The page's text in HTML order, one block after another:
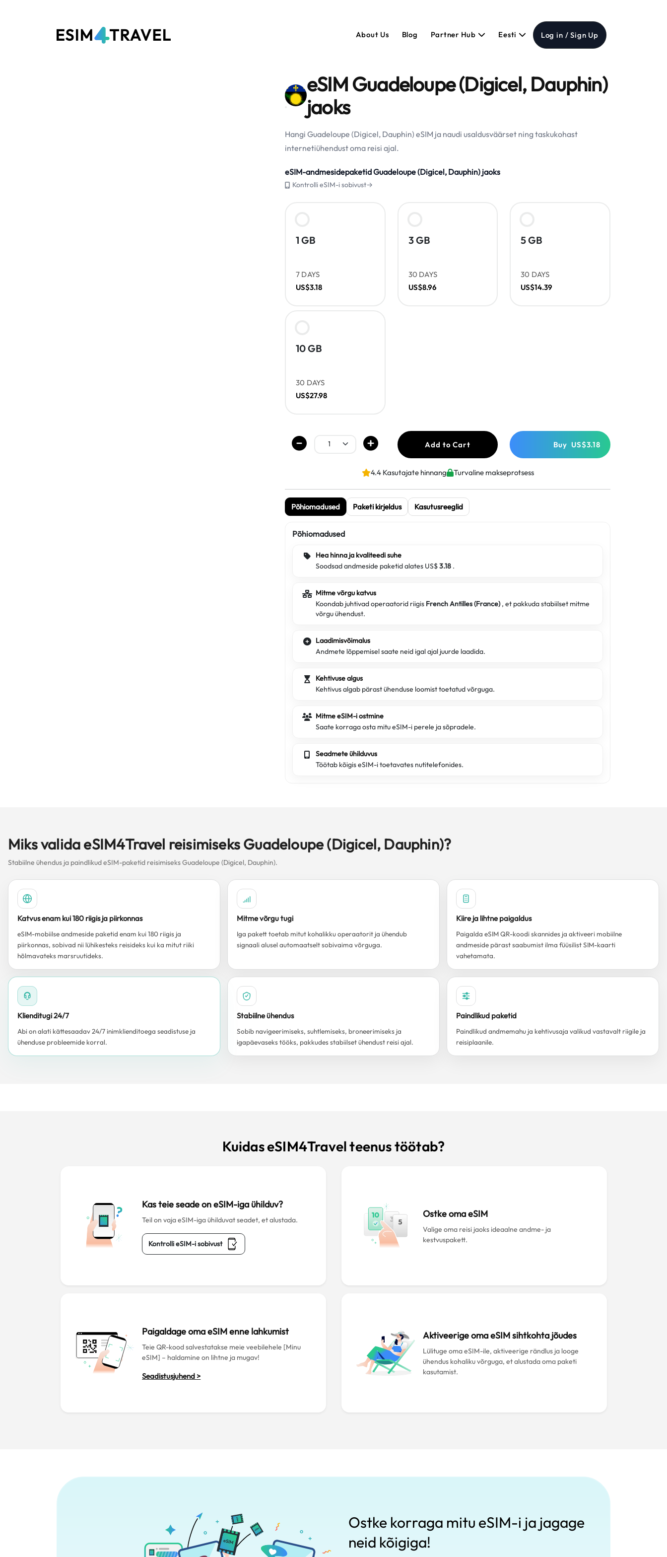
About Us Blog Partner Hub Eesti Log in / Sign Up
eSIM Guadeloupe (Digicel, Dauphin)
jaoks
Hangi Guadeloupe (Digicel, Dauphin) eSIM ja naudi usaldusväärset ning taskukohast
internetiühendust oma reisi ajal.
eSIM-andmesidepaketid Guadeloupe (Digicel, Dauphin) jaoks
Kontrolli eSIM-i sobivust→
1 GB
7 DAYS
US$3.18
3 GB
30 DAYS
US$8.96
5 GB
30 DAYS
US$14.39
10 GB
30 DAYS
US$27.98
Add to Cart Buy US$3.18
4.4 Kasutajate hinnang Turvaline makseprotsess
Põhiomadused Paketi kirjeldus Kasutusreeglid
Põhiomadused
Hea hinna ja kvaliteedi suhe
Soodsad andmeside paketid alates US$3.18 .
Mitme võrgu katvus
Koondab juhtivad operaatorid riigis French Antilles (France), et pakkuda stabiilset mitme
võrgu ühendust.
Laadimisvõimalus
Andmete lõppemisel saate neid igal ajal juurde laadida.
Kehtivuse algus
Kehtivus algab pärast ühenduse loomist toetatud võrguga.
Mitme eSIM-i ostmine
Saate korraga osta mitu eSIM-i perele ja sõpradele.
Seadmete ühilduvus
Töötab kõigis eSIM-i toetavates nutitelefonides.
Miks valida eSIM4Travel reisimiseks Guadeloupe (Digicel, Dauphin)?
Stabiilne ühendus ja paindlikud eSIM-paketid reisimiseks Guadeloupe (Digicel, Dauphin).
Katvus enam kui 180 riigis ja piirkonnas
eSIM-mobiilse andmeside paketid enam kui 180 riigis ja
piirkonnas, sobivad nii lühikesteks reisideks kui ka mitut riiki
hõlmavateks marsruutideks.
Mitme võrgu tugi
Iga pakett toetab mitut kohalikku operaatorit ja ühendub
signaali alusel automaatselt sobivaima võrguga.
Kiire ja lihtne paigaldus
Paigalda eSIM QR-koodi skannides ja aktiveeri mobiilne
andmeside pärast saabumist ilma füüsilist SIM-kaarti
vahetamata.
Klienditugi 24/7
Abi on alati kättesaadav 24/7 inimklienditoega seadistuse ja
ühenduse probleemide korral.
Stabiilne ühendus
Sobib navigeerimiseks, suhtlemiseks, broneerimiseks ja
igapäevaseks tööks, pakkudes stabiilset ühendust reisi ajal.
Paindlikud paketid
Paindlikud andmemahu ja kehtivusaja valikud vastavalt riigile ja
reisiplaanile.
Kuidas eSIM4Travel teenus töötab?
Kas teie seade on eSIM-iga ühilduv?
Teil on vaja eSIM-iga ühilduvat seadet, et alustada.
Kontrolli eSIM-i sobivust
Ostke oma eSIM
Valige oma reisi jaoks ideaalne andme- ja
kestvuspakett.
Paigaldage oma eSIM enne lahkumist
Teie QR-kood salvestatakse meie veebilehele [Minu
eSIM] – haldamine on lihtne ja mugav!
Seadistusjuhend >
Aktiveerige oma eSIM sihtkohta jõudes
Lülituge oma eSIM-ile, aktiveerige rändlus ja looge
ühendus kohaliku võrguga, et alustada oma paketi
kasutamist.
Ostke korraga mitu eSIM-i ja jagage
neid kõigiga!